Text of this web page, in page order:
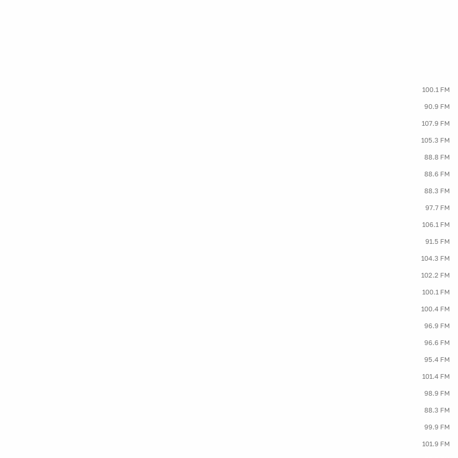
100.1 FM
90.9 FM
107.9 FM
105.3 FM
88.8 FM
88.6 FM
88.3 FM
97.7 FM
106.1 FM
91.5 FM
104.3 FM
102.2 FM
100.1 FM
100.4 FM
96.9 FM
96.6 FM
95.4 FM
101.4 FM
98.9 FM
88.3 FM
99.9 FM
101.9 FM